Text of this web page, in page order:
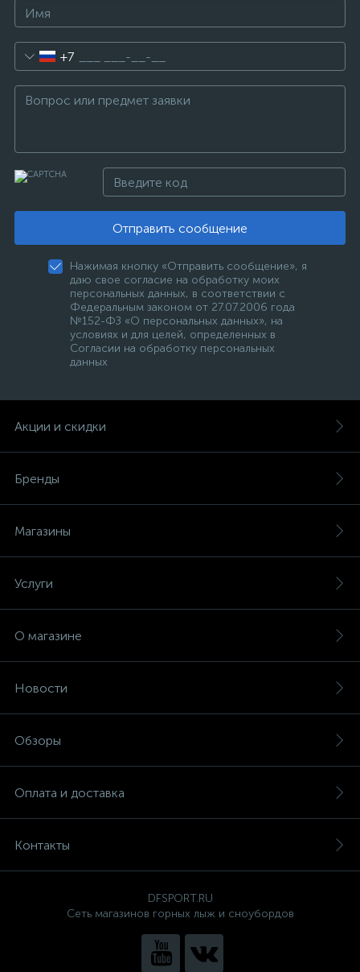
+7
Отправить сообщение
Нажимая кнопку «Отправить сообщение», я
даю свое согласие на обработку моих
персональных данных, в соответствии с
Федеральным законом от 27.07.2006 года
№152-ФЗ «О персональных данных», на
условиях и для целей, определенных в
Согласии на обработку персональных
данных
Акции и скидки
Бренды
Магазины
Услуги
О магазине
Новости
Обзоры
Оплата и доставка
Контакты
DFSPORT.RU
Сеть магазинов горных лыж и сноубордов